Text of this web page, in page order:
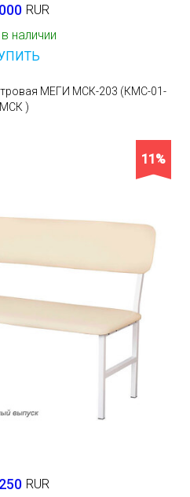
RUR
наличии
МЕГИ МСК-203 (КМС-01-
МСК )
11%
RUR